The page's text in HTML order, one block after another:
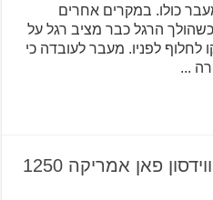
כולו. במקרים אחרים
הרגל כבר מציב רגל על
לפניו. מעבר לעובדה כי
...
לכביש בלבד: הארלי דיווידסון פאן אמריקה 1250